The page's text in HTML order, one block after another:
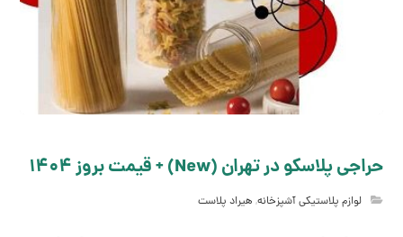
حراجی پلاسکو در تهران (New) + قیمت بروز 1404
لوازم پلاستیکی آشپزخانه, هیراد پلاست